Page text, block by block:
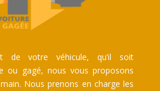
de votre véhicule, qu’il soit
ou gagé, nous vous proposons
Nous prenons en charge les